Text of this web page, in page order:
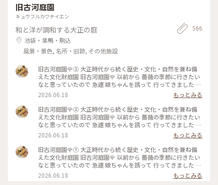
旧古河庭園
キュウフルカワテイエン
和と洋が調和する大正の庭
池袋・巣鴨・駒込
風景・景色, 名所・旧跡, その他施設
566
旧古河庭園🌹③ 大正時代から続く歴史・文化・自然を兼ね備
えた文化財庭園⁡ 旧古河庭園🌹 以前から 薔薇の季節に行きたい
なと思っていたので 急遽 娘ちゃんを誘って 行ってきました 先
日の花ファンタジアで また出遅れてしまい まだ薔薇に未練が
あったので🥹 ⁡ やはり見頃は過ぎてしまっていましたが この広
さで 本当にたくさんの種類の薔薇が咲いていて 素敵な庭園で
した✨️ ⁡ 次に行く時は 今回 時間がなくて寄れなかった 洋館の喫
茶室で ゆっくりお茶をしたいです☕️🫖 ⁡ 2026.5.25 📸 ⁡ #旧古河
2026.06.18
もっとみる
旧古河庭園🌹② 大正時代から続く歴史・文化・自然を兼ね備
えた文化財庭園⁡ 旧古河庭園🌹 以前から 薔薇の季節に行きたい
なと思っていたので 急遽 娘ちゃんを誘って 行ってきました 先
日の花ファンタジアで また出遅れてしまい まだ薔薇に未練が
あったので🥹 ⁡ やはり見頃は過ぎてしまっていましたが この広
さで 本当にたくさんの種類の薔薇が咲いていて 素敵な庭園で
した✨️ ⁡ 次に行く時は 今回 時間がなくて寄れなかった 洋館の喫
茶室で ゆっくりお茶をしたいです☕️🫖 ⁡ 2026.5.25 📸 ⁡ #旧古河
2026.06.18
もっとみる
旧古河庭園🌹① 大正時代から続く歴史・文化・自然を兼ね備
えた文化財庭園⁡ 旧古河庭園🌹 以前から 薔薇の季節に行きたい
なと思っていたので 急遽 娘ちゃんを誘って 行ってきました 先
日の花ファンタジアで また出遅れてしまい まだ薔薇に未練が
あったので🥹 ⁡ やはり見頃は過ぎてしまっていましたが この広
2026.06.18 もっとみる